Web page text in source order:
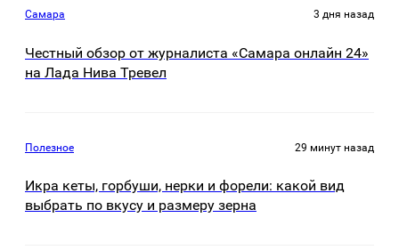
Самара 3 дня назад
Честный обзор от журналиста «Самара онлайн 24»
на Лада Нива Тревел
Полезное 29 минут назад
Икра кеты, горбуши, нерки и форели: какой вид
выбрать по вкусу и размеру зерна